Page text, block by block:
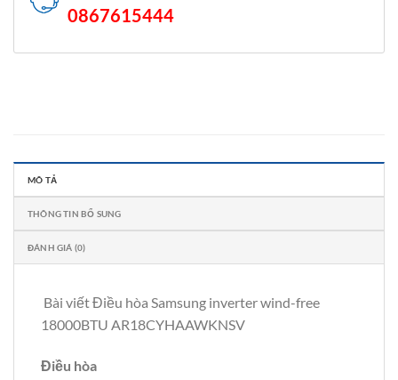
0867615444
MÔ TẢ
THÔNG TIN BỔ SUNG
ĐÁNH GIÁ (0)
Bài viết Điều hòa Samsung inverter wind-free
18000BTU AR18CYHAAWKNSV
Điều hòa